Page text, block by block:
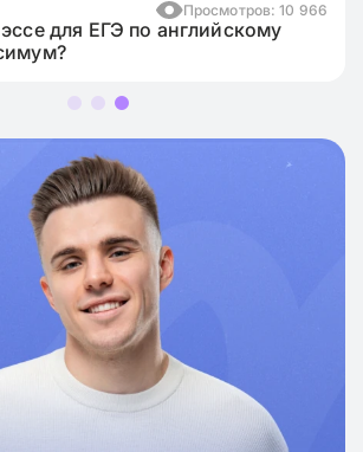
Просмотров: 10 966
для ЕГЭ по английскому